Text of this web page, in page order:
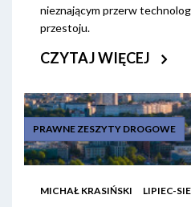
nieznającym przerw
przestoju.
CZYTAJ WIĘCEJ
PRAWNE ZESZYTY DROGOWE
MICHAŁ KRASIŃSKI LIPIEC-